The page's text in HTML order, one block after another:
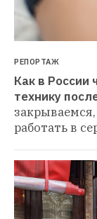
РЕПОРТАЖ
Как в России
технику
работать в